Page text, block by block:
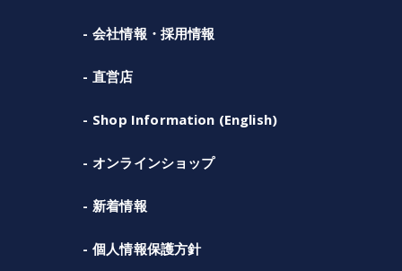
会社情報・採用情報
直営店
Shop Information (English)
オンラインショップ
新着情報
個人情報保護方針